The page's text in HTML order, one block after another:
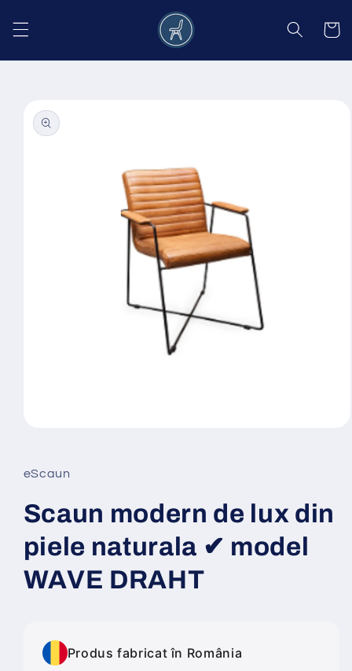
conținut
Coș
informațiile
despre
produs
într-
fereastră
modală
eScaun
Scaun modern de lux din
piele naturala ✔ model
WAVE DRAHT
Produs fabricat în România